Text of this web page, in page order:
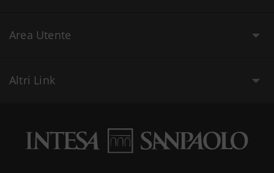
Area Utente
Altri Link